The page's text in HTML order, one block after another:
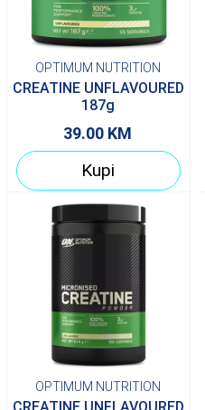
OPTIMUM NUTRITION
CREATINE UNFLAVOURED
187g
39.00 KM
Kupi
OPTIMUM NUTRITION